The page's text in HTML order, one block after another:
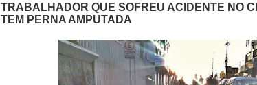
TRABALHADOR QUE SOFREU ACIDENTE NO
TEM PERNA AMPUTADA